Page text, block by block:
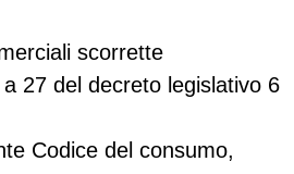
scorrette
27 del decreto legislativo 6
Codice del consumo,